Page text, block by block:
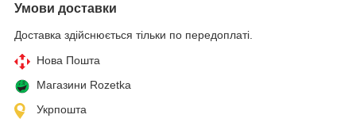
Умови доставки
Доставка здійснюється тільки по передоплаті.
Нова Пошта
Магазини Rozetka
Укрпошта